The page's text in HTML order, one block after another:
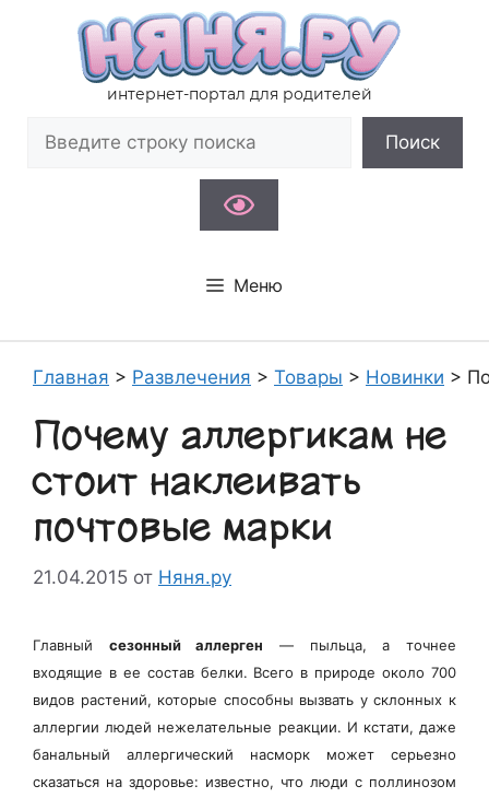
содержимому
интернет-портал для родителей
Поиск
Меню
Главная > Развлечения > Товары > Новинки >
Почему аллергикам не
стоит наклеивать
почтовые марки
21.04.2015 от Няня.ру
Главный сезонный аллерген — пыльца, а точнее
входящие в ее состав белки. Всего в природе около 700
видов растений, которые способны вызвать у склонных к
аллергии людей нежелательные реакции. И кстати, даже
банальный аллергический насморк может серьезно
сказаться на здоровье: известно, что люди с поллинозом